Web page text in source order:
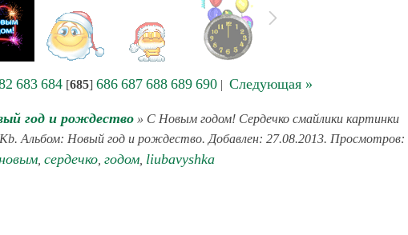
683 684[685] 686 687 688 689 690| Следующая »
год и рождество » С Новым годом! Сердечко смайлики картинки
Альбом: Новый год и рождество. Добавлен: 27.08.2013. Просмотров:
сердечко годом liubavyshka